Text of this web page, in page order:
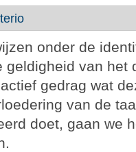
onder de
geldigheid van het
gedrag wat
van de
doet, gaan we